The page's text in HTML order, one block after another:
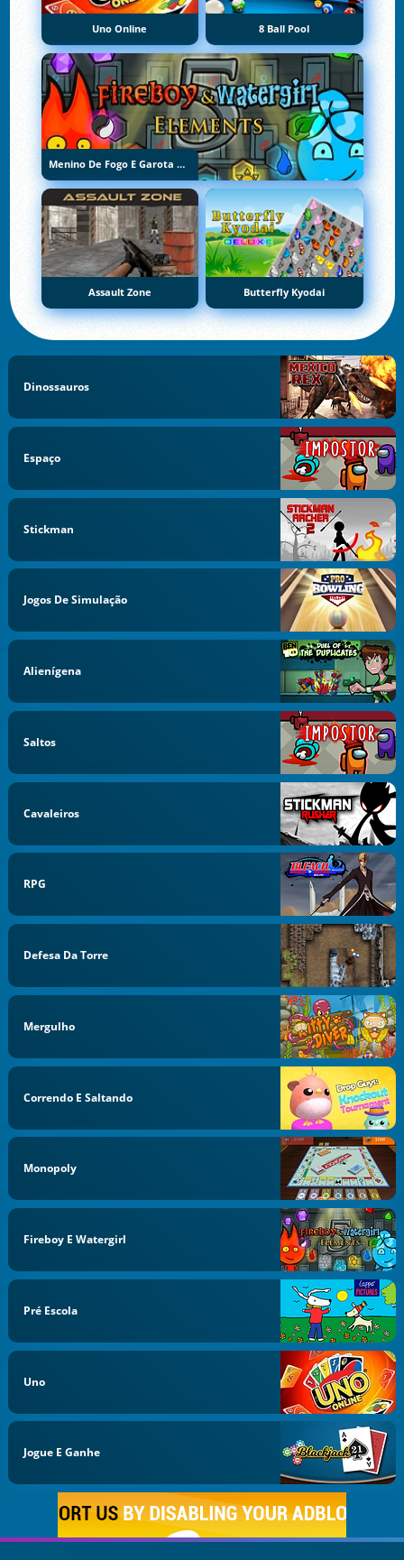
Uno Online 8 Ball Pool
Menino De Fogo E Garota De Água 5: Elementos
Assault Zone Butterfly Kyodai
Dinossauros
Espaço
Stickman
Jogos De Simulação
Alienígena
Saltos
Cavaleiros
RPG
Defesa Da Torre
Mergulho
Correndo E Saltando
Monopoly
Fireboy E Watergirl
Pré Escola
Uno
Jogue E Ganhe